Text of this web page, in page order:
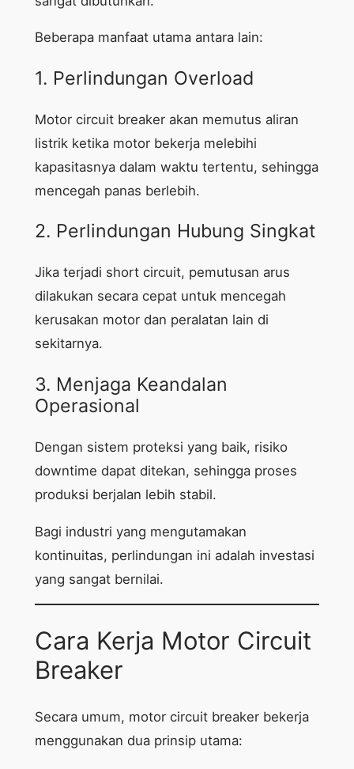
Beberapa manfaat utama antara lain:
1. Perlindungan Overload
Motor circuit breaker akan memutus aliran
listrik ketika motor bekerja melebihi
kapasitasnya dalam waktu tertentu, sehingga
mencegah panas berlebih.
2. Perlindungan Hubung Singkat
Jika terjadi short circuit, pemutusan arus
dilakukan secara cepat untuk mencegah
kerusakan motor dan peralatan lain di
sekitarnya.
3. Menjaga Keandalan
Operasional
Dengan sistem proteksi yang baik, risiko
downtime dapat ditekan, sehingga proses
produksi berjalan lebih stabil.
Bagi industri yang mengutamakan
kontinuitas, perlindungan ini adalah investasi
yang sangat bernilai.
Cara Kerja Motor Circuit
Breaker
Secara umum, motor circuit breaker bekerja
menggunakan dua prinsip utama: